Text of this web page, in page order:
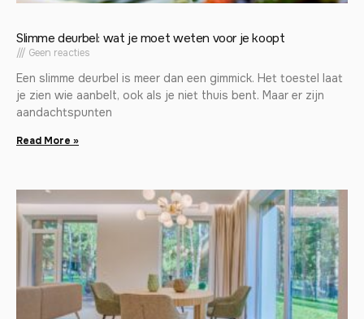
Slimme deurbel: wat je moet weten voor je koopt
Geen reacties
Een slimme deurbel is meer dan een gimmick. Het toestel laat
je zien wie aanbelt, ook als je niet thuis bent. Maar er zijn
aandachtspunten
Read More »